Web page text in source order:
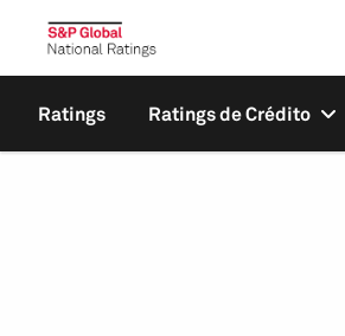
Ratings Ratings de Crédito